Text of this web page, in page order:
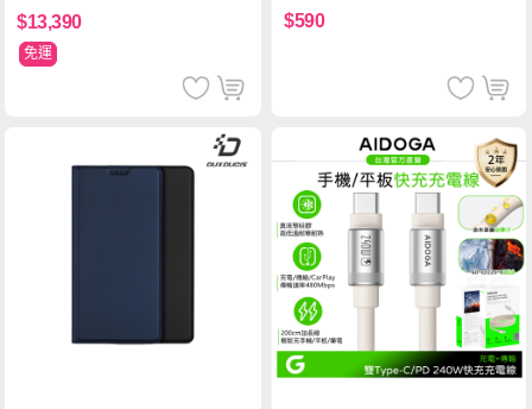
$13,390
免運
保護貼
$590